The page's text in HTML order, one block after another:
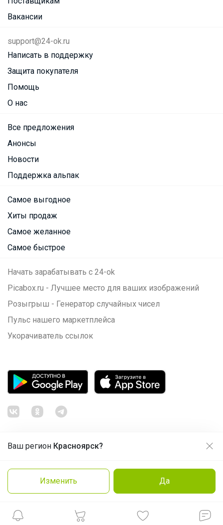
Ваш регион Красноярск?
Изменить Да
Вакансии
support@24-ok.ru
Написать в поддержку
Защита покупателя
Помощь
О нас
Все предложения
Анонсы
Новости
Поддержка альпак
Самое выгодное
Хиты продаж
Самое желанное
Самое быстрое
Начать зарабатывать с 24-ok
Picabox.ru - Лучшее место для ваших изображений
Розыгрыш - Генератор случайных чисел
Пульс нашего маркетплейса
Укорачиватель ссылок
Политика конфиденциальности
Cоглашение пользователя
Продолжая использовать этот сайт и нажимая кнопку
Принять